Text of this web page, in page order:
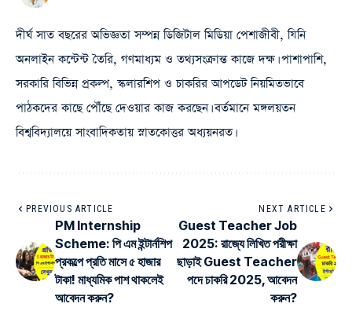
দীর্ঘ সাত বছরের অভিজ্ঞতা সম্পন্ন ডিজিটাল মিডিয়া পেশাজীবী, যিনি
অনলাইন কন্টেন্ট তৈরি, গণমাধ্যম ও তথ্যসংক্রান্ত কাজে দক্ষ। পাশাপাশি,
সরকারি বিভিন্ন প্রকল্প, স্কলারশিপ ও চাকরির আপডেট নিয়মিতভাবে
পাঠকদের কাছে পৌঁছে দেওয়ার কাজ করছেন। বর্তমানে মঙ্গলয়তন
বিশ্ববিদ্যালয়ে সাংবাদিকতায় স্নাতকোত্তর অধ্যয়নরত।
PREVIOUS ARTICLE
PM Internship
Scheme: পি এম ইন্টার্নশিপ
প্রকল্পে প্রতি মাসে ৫ হাজার
টাকা! মাধ্যমিক পাশ থাকলেই
আবেদন করুন?
NEXT ARTICLE
Guest Teacher Job
2025: রাজ্যে লিখিত পরীক্ষা
ছাড়াই Guest Teacher
পদে চাকরি 2025, আবেদন
করুন?